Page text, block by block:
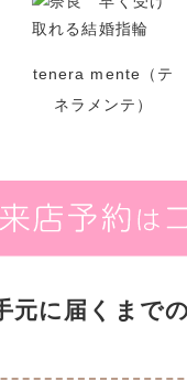
tenera mente（テ
ネラメンテ）
元に届くまで